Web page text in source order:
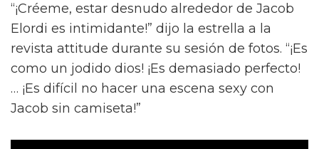
“¡Créeme, estar desnudo alrededor de Jacob
Elordi es intimidante!” dijo la estrella a la
revista attitude durante su sesión de fotos. “¡Es
como un jodido dios! ¡Es demasiado perfecto!
… ¡Es difícil no hacer una escena sexy con
Jacob sin camiseta!”